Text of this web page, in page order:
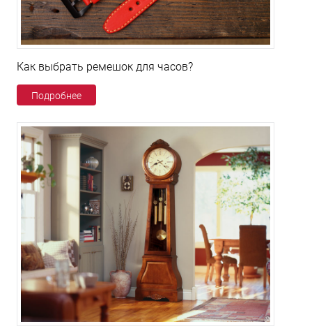
Как выбрать ремешок для часов?
Подробнее